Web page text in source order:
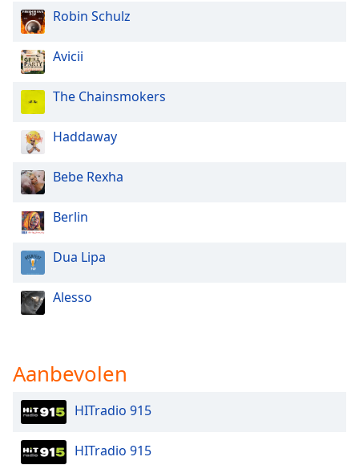
Opacity
Text
Background
Color
Opacity
Caption
Background
Color
Opacity
Text
Edge
Robin Schulz
Avicii
The Chainsmokers
Haddaway
Bebe Rexha
Berlin
Dua Lipa
Alesso
Aanbevolen
HITradio 915
HITradio 915